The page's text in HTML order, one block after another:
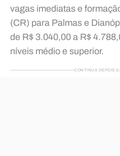
vagas imediatas e
(CR) para Palmas e
de R$ 3.040,00 a R$
níveis médio e superior.
CONTINUA DEPOIS